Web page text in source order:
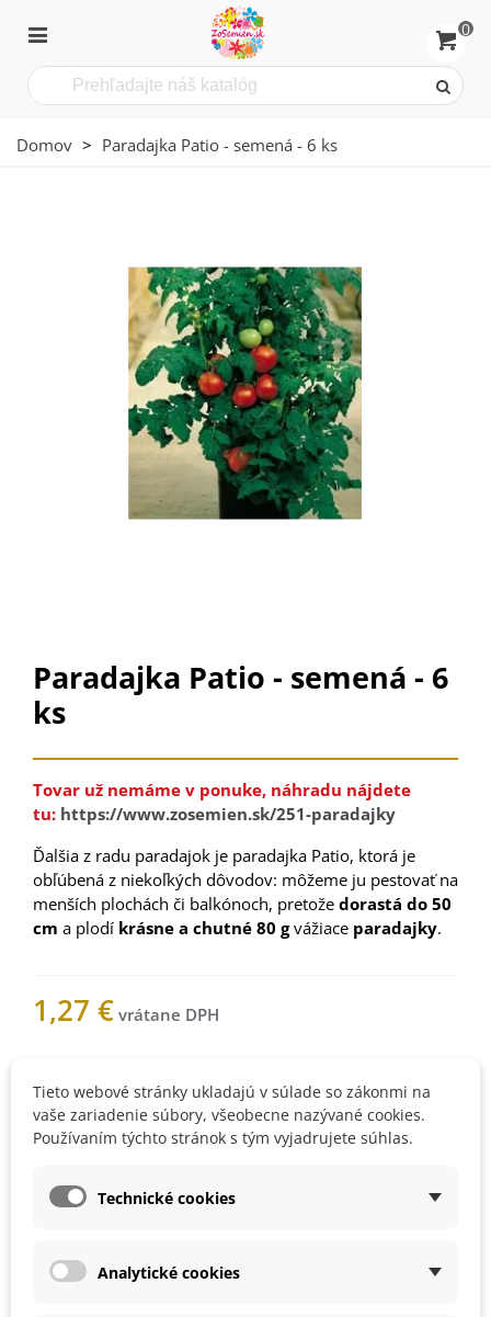
0
Domov > Paradajka Patio - semená - 6 ks
Paradajka Patio - semená - 6
ks
Tovar už nemáme v ponuke, náhradu nájdete
tu: https://www.zosemien.sk/251-paradajky
Ďalšia z radu paradajok je paradajka Patio, ktorá je
obľúbená z niekoľkých dôvodov: môžeme ju pestovať na
menších plochách či balkónoch, pretože dorastá do 50
cm a plodí krásne a chutné 80 g vážiace paradajky.
1,27 €
produkt skladom. Vložte váš e-
mail.
Tieto webové stránky ukladajú v súlade so zákonmi na
vaše zariadenie súbory, všeobecne nazývané cookies.
Používaním týchto stránok s tým vyjadrujete súhlas.
Technické cookies
Analytické cookies